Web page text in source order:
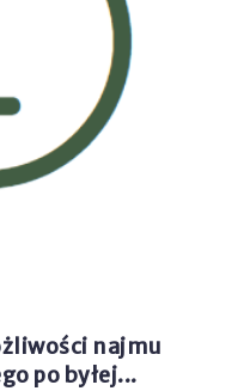
najmu
po byłej...